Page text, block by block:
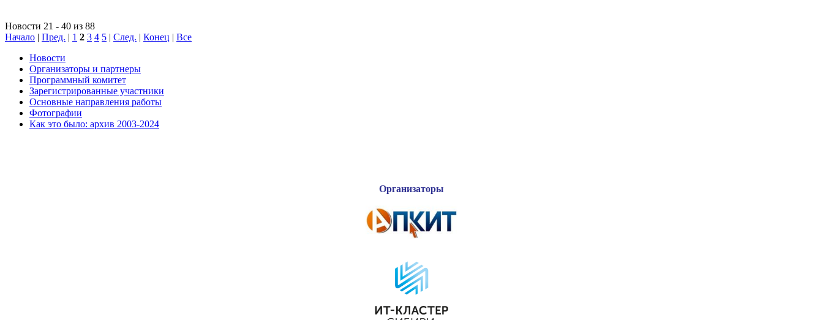
Новости 21 - 40 из 88
Начало | Пред. | 1 2 3 4 5 | След. | Конец | Все
Новости
Организаторы и партнеры
Программный комитет
Зарегистрированные участники
Основные направления работы
Фотографии
Как это было: архив 2003-2024
Организаторы